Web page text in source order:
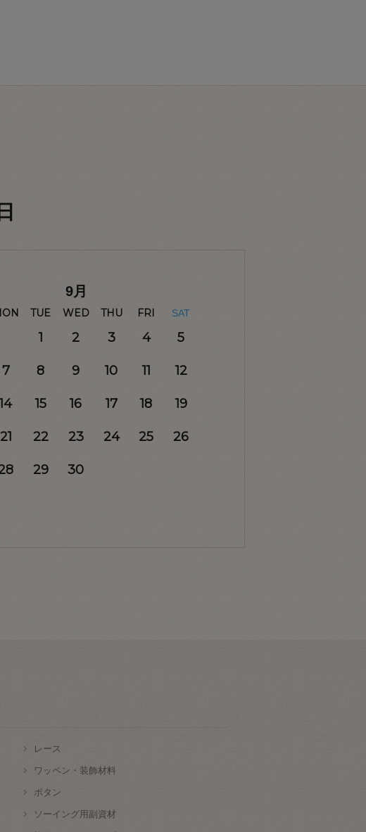
9月
TUE WED THU FRI SAT
1 2 3 4 5
7 8 9 10 11 12
14 15 16 17 18 19
21 22 23 24 25 26
29 30
レース
ワッペン・装飾材料
ボタン
ソーイング用副資材